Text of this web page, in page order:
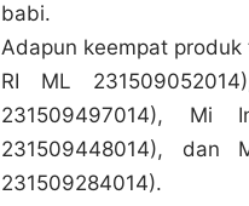
babi.
Adapun keempat produk
RI ML
231509497014), Mi
231509448014), dan
231509284014).